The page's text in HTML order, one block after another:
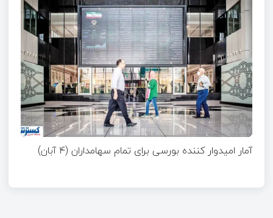
آمار امیدوار کننده بورسی برای تمام سهامداران (۴ آبان)